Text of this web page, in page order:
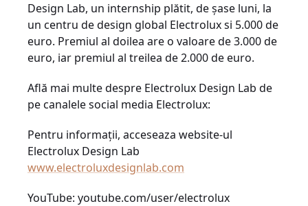
Design Lab, un internship plătit, de șase luni, la
un centru de design global Electrolux si 5.000 de
euro. Premiul al doilea are o valoare de 3.000 de
euro, iar premiul al treilea de 2.000 de euro.
Află mai multe despre Electrolux Design Lab de
pe canalele social media Electrolux:
Pentru informații, acceseaza website-ul
Electrolux Design Lab
www.electroluxdesignlab.com
YouTube: youtube.com/user/electrolux